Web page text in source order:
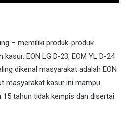
– memiliki produk-produk
EON LG D-23, EOM YL D-24
dikenal masyarakat adalah EON
masyarakat kasur ini mampu
tahun tidak kempis dan disertai